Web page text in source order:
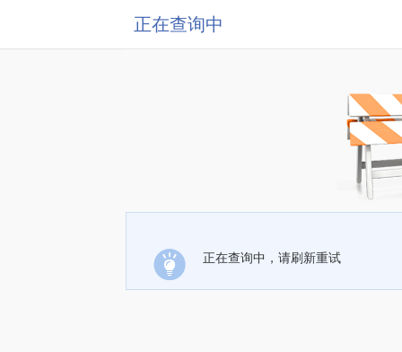
正在查询中
正在查询中，请刷新重试